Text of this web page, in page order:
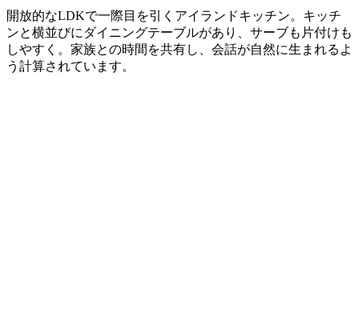
開放的なLDKで一際目を引くアイランドキッチン。キッチ
ンと横並びにダイニングテーブルがあり、サーブも片付けも
しやすく。家族との時間を共有し、会話が自然に生まれるよ
う計算されています。